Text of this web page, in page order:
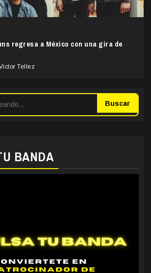
regresa a México con una gira de
Tellez
Buscar
BANDA